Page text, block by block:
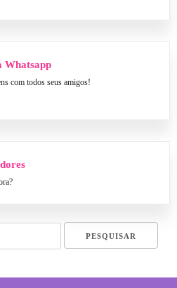
Whatsapp
com todos seus amigos!